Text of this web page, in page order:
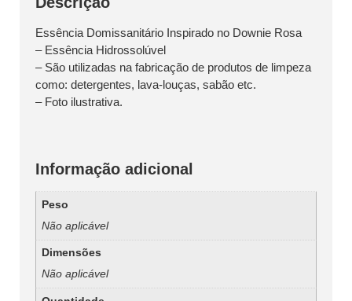
Essência Domissanitário Inspirado no Downie Rosa
– Essência Hidrossolúvel
– São utilizadas na fabricação de produtos de limpeza
como: detergentes, lava-louças, sabão etc.
– Foto ilustrativa.
Informação adicional
Peso
Não aplicável
Dimensões
Não aplicável